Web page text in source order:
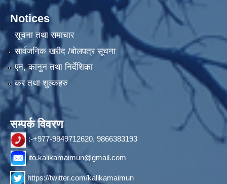
Notices
सूचना तथा समाचार
सार्वजनिक खरीद /बोलपत्र सूचना
एन, कानुन तथा निर्देशिका
कर तथा शुल्कहरु
सम्पर्क विवरण
:-+977-9849712620, 9866383193
ito.kalikamaimun@gmail.com
https://twitter.com/kalikamaimun